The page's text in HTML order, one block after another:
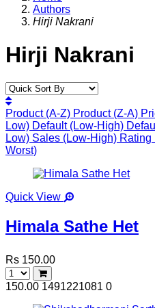
Authors
Hirji Nakrani
Hirji Nakrani
Product (A-Z) Product (Z-A)
Low) Default (Low-High)
Low) Sales (Low-High) Rating
Worst)
Quick View
Himala Sathe Het
Rs 150.00
150.00 1491221081 0